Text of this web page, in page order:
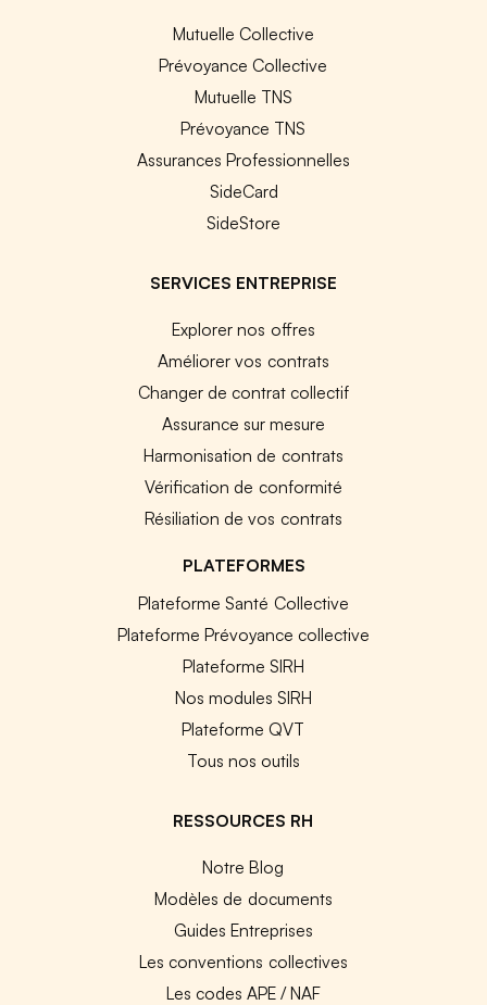
Mutuelle Collective
Prévoyance Collective
Mutuelle TNS
Prévoyance TNS
Assurances Professionnelles
SideCard
SideStore
SERVICES ENTREPRISE
Explorer nos offres
Améliorer vos contrats
Changer de contrat collectif
Assurance sur mesure
Harmonisation de contrats
Vérification de conformité
Résiliation de vos contrats
PLATEFORMES
Plateforme Santé Collective
Plateforme Prévoyance collective
Plateforme SIRH
Nos modules SIRH
Plateforme QVT
Tous nos outils
RESSOURCES RH
Notre Blog
Modèles de documents
Guides Entreprises
Les conventions collectives
Les codes APE / NAF